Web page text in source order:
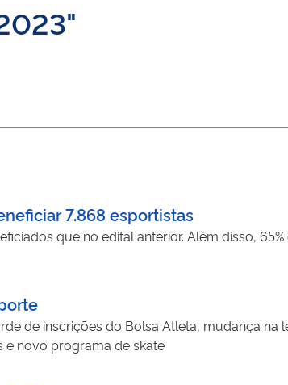
7.868 esportistas
que no edital anterior. Além disso,
de inscrições do Bolsa Atleta, mudança na
e novo programa de skate